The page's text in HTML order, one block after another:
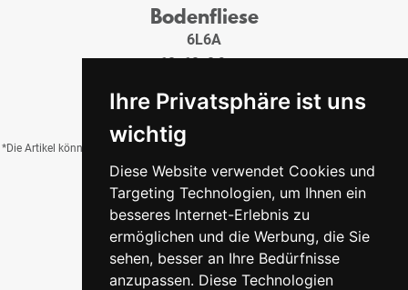
Ihre Privatsphäre ist uns
wichtig
Diese Website verwendet Cookies und
Targeting Technologien, um Ihnen ein
besseres Internet-Erlebnis zu
ermöglichen und die Werbung, die Sie
sehen, besser an Ihre Bedürfnisse
anzupassen. Diese Technologien
Bodenfliese
6L6A
60x60x0,9 cm
*Die Artikel können durch Belichtung, Charge, Brand, Formate und weitere Einflüsse
von der Abbildung abweichen.